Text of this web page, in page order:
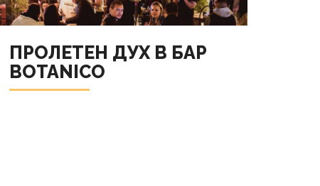
ПРОЛЕТЕН ДУХ В БАР
BOTANICO